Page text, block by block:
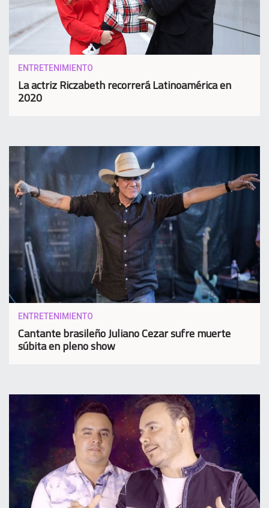
ENTRETENIMIENTO
La actriz Riczabeth recorrerá Latinoamérica en
2020
ENTRETENIMIENTO
Cantante brasileño Juliano Cezar sufre muerte
súbita en pleno show